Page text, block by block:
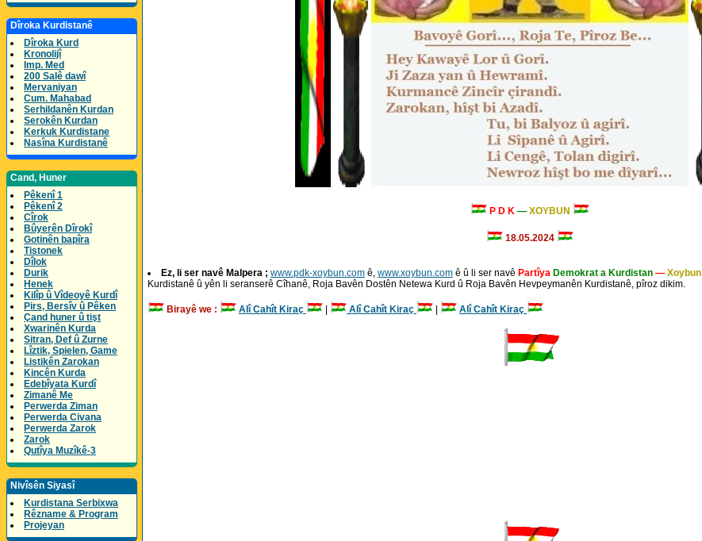
Dîroka Kurdistanê
Dîroka Kurd
Kronolijî
Imp. Med
200 Salê dawî
Mervaniyan
Cum. Mahabad
Serhildanên Kurdan
Serokên Kurdan
Kerkuk Kurdistane
Nasîna Kurdistanê
Cand, Huner
Pêkenî 1
Pêkenî 2
Cîrok
Bûyerên Dîrokî
Gotinên bapîra
Tistonek
Dîlok
Durik
Henek
Kilîp û Vîdeoyê Kurdî
Pirs, Bersîv û Pêken
Çand huner û tişt
Xwarinên Kurda
Sitran, Def û Zurne
Lîztik, Spielen, Game
Listikên Zarokan
Kincên Kurda
Edebîyata Kurdî
Zimanê Me
Perwerda Ziman
Perwerda Civana
Perwerda Zarok
Zarok
Qutîya Muzîkê-3
Nivîsên Siyasî
Kurdistana Serbixwa
Rêzname & Program
Projeyan
P D K — XOYBUN
18.05.2024
Ez, li ser navê Malpera ; www.pdk-xoybun.com ê, www.xoybun.com ê û li ser navê Partîya Demokrat a Kurdistan — Xoybun
Kurdistanê û yên li seranserê Cîhanê, Roja Bavên Dostên Netewa Kurd û Roja Bavên Hevpeymanên Kurdistanê, pîroz dikim.
Birayê we : Alî Cahît Kiraç | Alî Cahît Kiraç | Alî Cahît Kiraç